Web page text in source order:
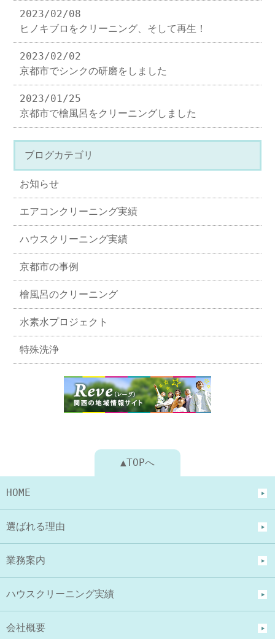
2023/02/08
ヒノキブロをクリーニング、そして再生！
2023/02/02
京都市でシンクの研磨をしました
2023/01/25
京都市で檜風呂をクリーニングしました
ブログカテゴリ
お知らせ
エアコンクリーニング実績
ハウスクリーニング実績
京都市の事例
檜風呂のクリーニング
水素水プロジェクト
特殊洗浄
▲TOPへ
HOME
選ばれる理由
業務案内
ハウスクリーニング実績
会社概要